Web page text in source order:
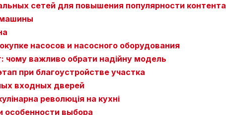
сетей для повышения популярности контента
машины
насосов и насосного оборудования
чому важливо обрати надійну модель
при благоустройстве участка
входных дверей
революція на кухні
особенности выбора